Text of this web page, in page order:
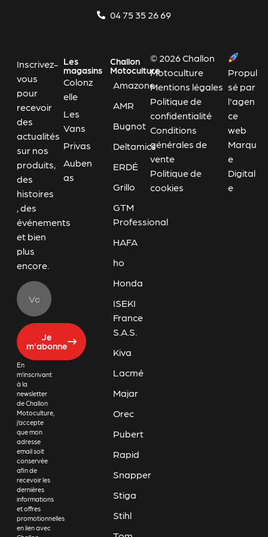
04 75 35 26 69
Inscrivez-
vous
pour
recevoir
des
actualités
sur nos
produits,
des
histoires
, des
événements
et bien
plus
encore.
Je
m'abonne
En
m’inscrivant
à la
newsletter
de Challon
Motoculture,
j’accepte
que mon
adresse
email soit
conservée
afin de
recevoir les
dernières
informations
et offres
promotionnelles
en lien avec
Les
magasins
Colonz
elle
Les
Vans
Privas
Auben
as
Challon
Motoculture
Amazone
AMR
Bugnot
Deltamics
ERDÉ
Grillo
GTM
Professional
HAFA
ho
Honda
ISEKI
France
S.A.S.
Kiva
Lacmé
Majar
Orec
Pubert
Rapid
Snapper
Stiga
Stihl
© 2026 Challon
Motoculture
Mentions légales
Politique de
confidentialité
Conditions
générales de
vente
Politique de
cookies
Propul
sé par
l'agen
ce
web
Marqu
e
Digital
e